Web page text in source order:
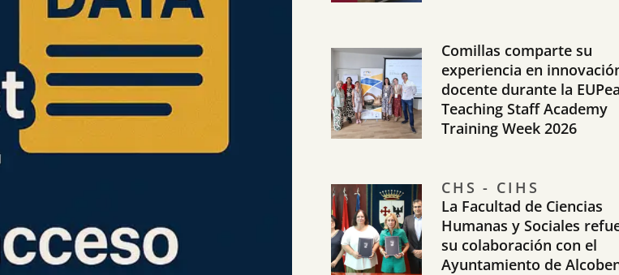
Comillas comparte su
experiencia en
docente durante la
Teaching Staff Academy
Training Week 2026
CHS - CIHS
La Facultad de Ciencias
Humanas y Sociales
su colaboración con el
Ayuntamiento de